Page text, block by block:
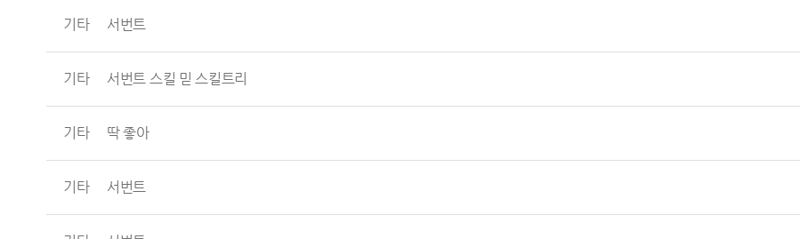
기타 서번트
기타 서번트 스킬 믿 스킬트리
기타 딱 좋아
기타 서번트